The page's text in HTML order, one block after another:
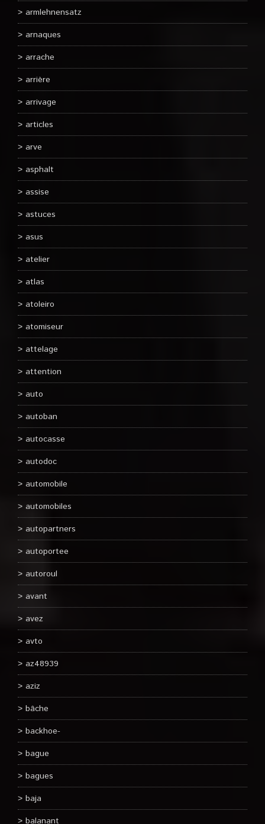
armlehnensatz
arnaques
arrache
arrière
arrivage
articles
arve
asphalt
assise
astuces
asus
atelier
atlas
atoleiro
atomiseur
attelage
attention
auto
autoban
autocasse
autodoc
automobile
automobiles
autopartners
autoportee
autoroul
avant
avez
avto
az48939
aziz
bâche
backhoe-
bague
bagues
baja
balanant